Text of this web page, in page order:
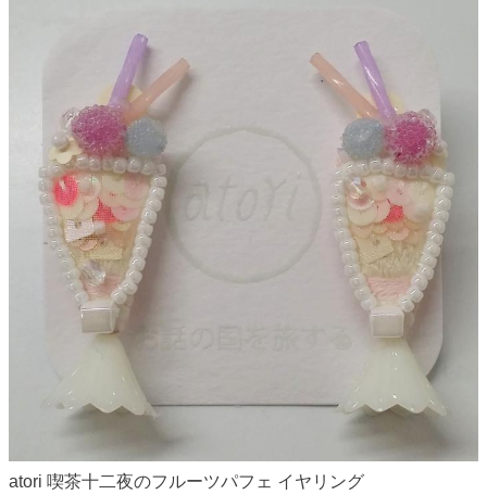
atori 喫茶十二夜のフルーツパフェ イヤリング